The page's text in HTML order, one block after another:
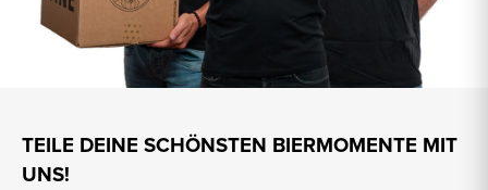
TEILE DEINE SCHÖNSTEN BIERMOMENTE MIT
UNS!